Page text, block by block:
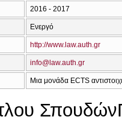
2016 - 2017
Ενεργό
http://www.law.auth.gr
info@law.auth.gr
Μια μονάδα ECTS
Σπουδών